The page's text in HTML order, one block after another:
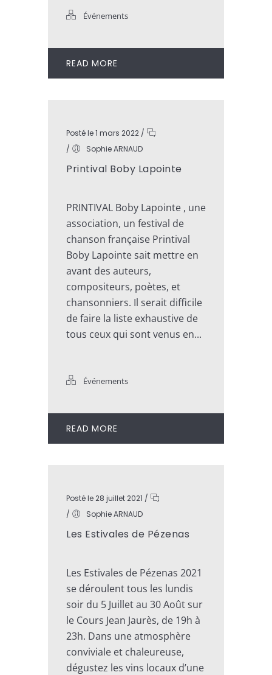
Événements
READ MORE
Posté le 1 mars 2022 /
/
Sophie ARNAUD
Printival Boby Lapointe
PRINTIVAL Boby Lapointe , une
association, un festival de
chanson française Printival
Boby Lapointe sait mettre en
avant des auteurs,
compositeurs, poètes, et
chansonniers. Il serait difficile
de faire la liste exhaustive de
tous ceux qui sont venus en...
Événements
READ MORE
Posté le 28 juillet 2021 /
/
Sophie ARNAUD
Les Estivales de Pézenas
Les Estivales de Pézenas 2021
se déroulent tous les lundis
soir du 5 Juillet au 30 Août sur
le Cours Jean Jaurès, de 19h à
23h. Dans une atmosphère
conviviale et chaleureuse,
dégustez les vins locaux d’une